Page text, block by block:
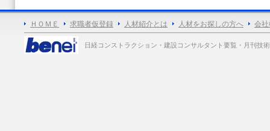
ＨＯＭＥ 求職者仮登録 人材紹介とは 人材をお探しの方へ 会
日経コンストラクション・建設コンサルタント要覧・月刊